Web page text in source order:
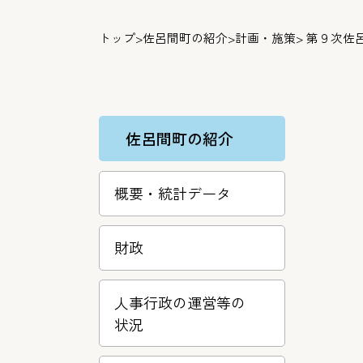
トップ>佐呂間町の紹介>計画・施策> 第９次佐
佐呂間町の紹介
概要・統計データ
財政
人事行政の運営等の
状況